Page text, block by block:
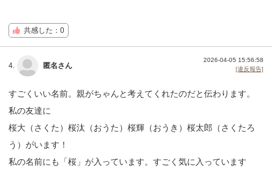
共感した：0
4. 匿名さん
2026-04-05 15:56:58
[違反報告]
すごくいい名前。親がちゃんと考えてくれたのだと伝わります。
私の友達に
桜大（さくた）桜汰（おうた）桜輝（おうき）桜太郎（さくたろ
う）がいます！
私の名前にも「桜」が入っています。すごく気に入っています